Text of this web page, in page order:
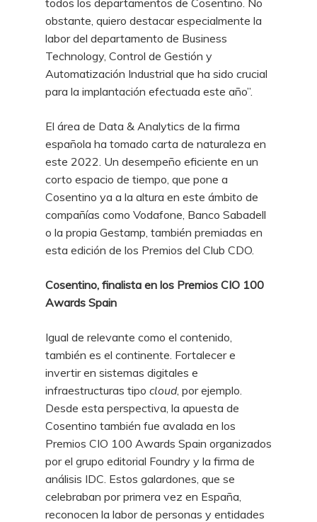
todos los departamentos de Cosentino. No
obstante, quiero destacar especialmente la
labor del departamento de Business
Technology, Control de Gestión y
Automatización Industrial que ha sido crucial
para la implantación efectuada este año”.
El área de Data & Analytics de la firma
española ha tomado carta de naturaleza en
este 2022. Un desempeño eficiente en un
corto espacio de tiempo, que pone a
Cosentino ya a la altura en este ámbito de
compañías como Vodafone, Banco Sabadell
o la propia Gestamp, también premiadas en
esta edición de los Premios del Club CDO.
Cosentino, finalista en los Premios CIO 100
Awards Spain
Igual de relevante como el contenido,
también es el continente. Fortalecer e
invertir en sistemas digitales e
infraestructuras tipo cloud, por ejemplo.
Desde esta perspectiva, la apuesta de
Cosentino también fue avalada en los
Premios CIO 100 Awards Spain organizados
por el grupo editorial Foundry y la firma de
análisis IDC. Estos galardones, que se
celebraban por primera vez en España,
reconocen la labor de personas y entidades